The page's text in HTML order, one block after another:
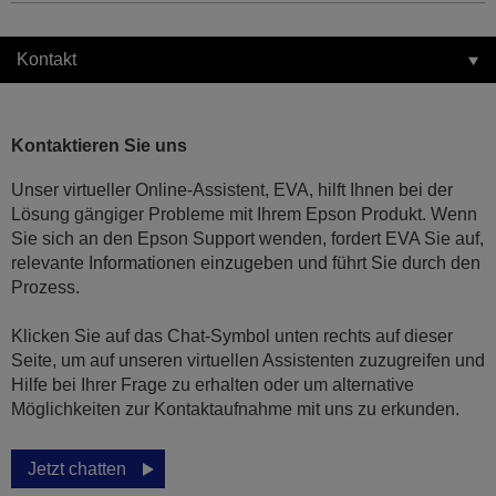
Kontakt
Kontaktieren Sie uns
Unser virtueller Online-Assistent, EVA, hilft Ihnen bei der
Lösung gängiger Probleme mit Ihrem Epson Produkt. Wenn
Sie sich an den Epson Support wenden, fordert EVA Sie auf,
relevante Informationen einzugeben und führt Sie durch den
Prozess.
Klicken Sie auf das Chat-Symbol unten rechts auf dieser
Seite, um auf unseren virtuellen Assistenten zuzugreifen und
Hilfe bei Ihrer Frage zu erhalten oder um alternative
Möglichkeiten zur Kontaktaufnahme mit uns zu erkunden.
Jetzt chatten